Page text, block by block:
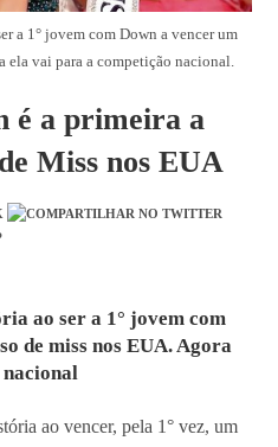
a 1° jovem com Down a vencer um
ela vai para a competição nacional.
é a primeira a
Miss nos EUA
ao ser a 1° jovem com
de miss nos EUA. Agora
ao vencer, pela 1° vez, um